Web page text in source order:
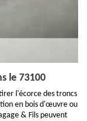
le 73100
l'écorce des troncs
en bois d'œuvre ou
& Fils peuvent